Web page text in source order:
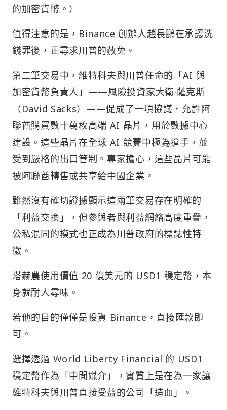
的加密貨幣。）
值得注意的是，Binance 創辦人趙長鵬在承認洗
錢罪後，正尋求川普的赦免。
第二筆交易中，維特科夫與川普任命的「AI 與
加密貨幣負責人」——風險投資家大衛·薩克斯
（David Sacks）——促成了一項協議，允許阿
聯酋購買數十萬枚高端 AI 晶片，用於數據中心
建設。這些晶片在全球 AI 競賽中極為搶手，並
受到嚴格的出口管制。專家擔心，這些晶片可能
被阿聯酋轉售或共享給中國企業。
雖然沒有確切證據顯示這兩筆交易存在明確的
「利益交換」，但參與者與利益網絡高度重疊，
公私混同的模式也正成為川普政府的標誌性特
徵。
塔赫農使用價值 20 億美元的 USD1 穩定幣，本
身就耐人尋味。
若他的目的僅僅是投資 Binance，直接匯款即
可。
選擇透過 World Liberty Financial 的 USD1
穩定幣作為「中間媒介」，實質上是在為一家讓
維特科夫與川普直接受益的公司「造血」。